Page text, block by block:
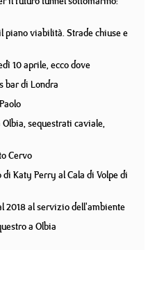
piano viabilità. Strade chiuse e
10 aprile, ecco dove
bar di Londra
sequestrati caviale,
Cervo
Katy Perry al Cala di Volpe di
2018 al servizio dell'ambiente
a Olbia